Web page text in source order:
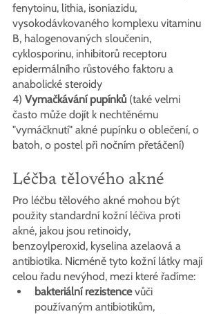
fenytoinu, lithia, isoniazidu,
vysokodávkovaného komplexu vitaminu
B, halogenovaných sloučenin,
cyklosporinu, inhibitorů receptoru
epidermálního růstového faktoru a
anabolické steroidy
4) Vymačkávání pupínků (také velmi
často může dojít k nechtěnému
"vymáčknutí" akné pupínku o oblečení, o
batoh, o postel při nočním přetáčení)
Léčba tělového akné
Pro léčbu tělového akné mohou být
použity standardní kožní léčiva proti
akné, jakou jsou retinoidy,
benzoylperoxid, kyselina azelaová a
antibiotika. Nicméně tyto kožní látky mají
celou řadu nevýhod, mezi které řadíme:
bakteriální rezistence vůči
používaným antibiotikům,